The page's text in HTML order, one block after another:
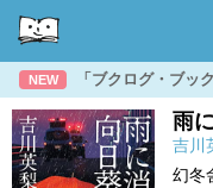
NEW 「ブクログ・ブッ
雨
吉川
幻冬